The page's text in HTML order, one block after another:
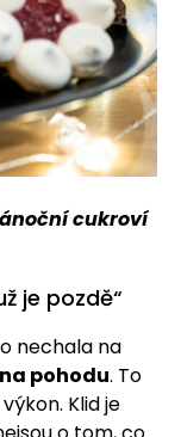
cukroví
je pozdě“
nechala na
pohodu. To
Klid je